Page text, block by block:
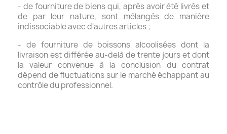
- de fourniture de biens qui, après avoir été livrés et
de par leur nature, sont mélangés de manière
indissociable avec d'autres articles ;
- de fourniture de boissons alcoolisées dont la
livraison est différée au-delà de trente jours et dont
la valeur convenue à la conclusion du contrat
dépend de fluctuations sur le marché échappant au
contrôle du professionnel.